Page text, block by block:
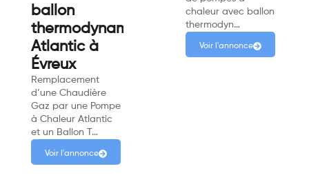
ballon
thermodynamique
Atlantic à
Évreux
Remplacement
d’une Chaudière
Gaz par une Pompe
à Chaleur Atlantic
et un Ballon T…
Voir l'annonce
chaleur avec ballon
thermodyn…
Voir l'annonce